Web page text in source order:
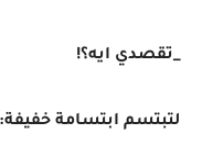
_تقصدي ايه؟!
لتبتسم ابتسامة خفيفة: